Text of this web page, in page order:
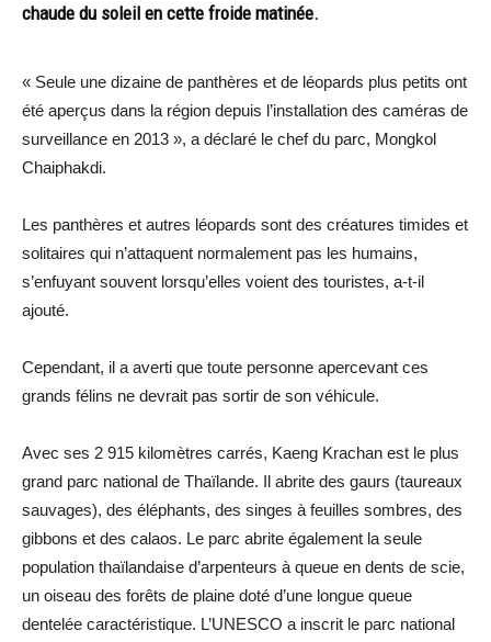
chaude du soleil en cette froide matinée.
« Seule une dizaine de panthères et de léopards plus petits ont
été aperçus dans la région depuis l’installation des caméras de
surveillance en 2013 », a déclaré le chef du parc, Mongkol
Chaiphakdi.
Les panthères et autres léopards sont des créatures timides et
solitaires qui n’attaquent normalement pas les humains,
s’enfuyant souvent lorsqu’elles voient des touristes, a-t-il
ajouté.
Cependant, il a averti que toute personne apercevant ces
grands félins ne devrait pas sortir de son véhicule.
Avec ses 2 915 kilomètres carrés, Kaeng Krachan est le plus
grand parc national de Thaïlande. Il abrite des gaurs (taureaux
sauvages), des éléphants, des singes à feuilles sombres, des
gibbons et des calaos. Le parc abrite également la seule
population thaïlandaise d’arpenteurs à queue en dents de scie,
un oiseau des forêts de plaine doté d’une longue queue
dentelée caractéristique. L’UNESCO a inscrit le parc national